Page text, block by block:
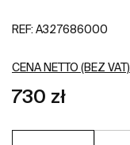
REF: A327686000
CENA NETTO (BEZ VAT)
730 zł